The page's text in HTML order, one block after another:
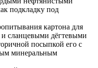
подкладку под
картона для
сланцевыми дёгтевыми
посыпкой его с
минеральным